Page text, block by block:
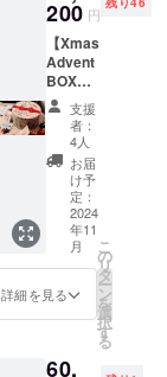
LATE &
factory
」で利
用でき
るチ
ケット
です。
※こちら
のチ
ケット
は、
2024年
11月15
にご参
加いた
お届け
いたし
ます。
・保存
方法：
直射日
光を避
け、
20℃以
下で保
管して
くださ
い ・特
定原材
乳成
分・大
ショコ
冷蔵配
送に変
更をさ
せて頂
きま
す。 ・
消費期
限：ご
到着日
より14
日以上
お日持
ちする
商品を
お届け
いたし
直射日
①〝La
vie en
chocola
t 8P〟
ボンボ
ンショ
コラ8個
②「風
の森」
を使用
したマ
カロン
ショコ
ラ5個入
③希少
用した
200 円
【Xmas
Advent
BOX】
クリス
マス・
アド
ヴェン
トBOX
『ucaU
×Tatsun
ori Sato
』の夢
の
BOX、
クリス
マスま
日間、
支援
者：
4人
お届
け予
定：
2024
年11
月
詳細を見る
こ
の
リ
タ
ー
ン
を
選
択
す
る
60,